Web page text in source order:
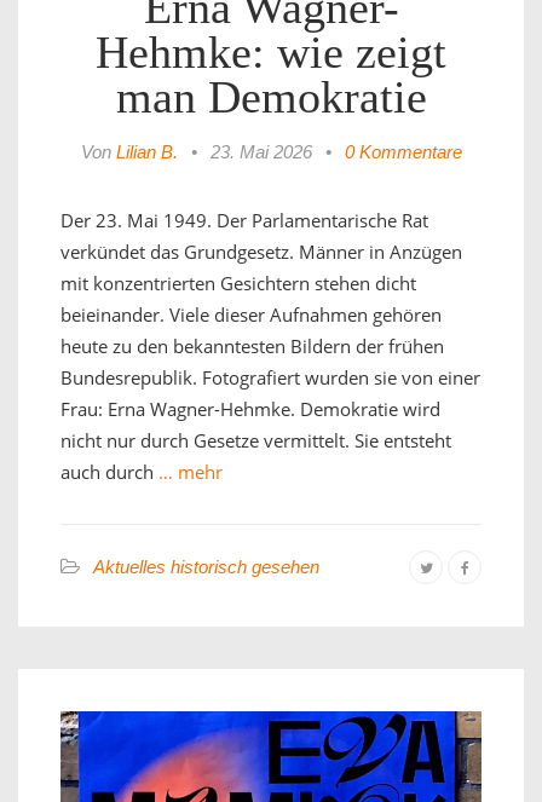
Hehmke: wie zeigt
man Demokratie
Von Lilian B. • 23. Mai 2026 • 0 Kommentare
Der 23. Mai 1949. Der Parlamentarische Rat
verkündet das Grundgesetz. Männer in Anzügen
mit konzentrierten Gesichtern stehen dicht
beieinander. Viele dieser Aufnahmen gehören
heute zu den bekanntesten Bildern der frühen
Bundesrepublik. Fotografiert wurden sie von einer
Frau: Erna Wagner-Hehmke. Demokratie wird
nicht nur durch Gesetze vermittelt. Sie entsteht
auch durch … mehr
Aktuelles historisch gesehen